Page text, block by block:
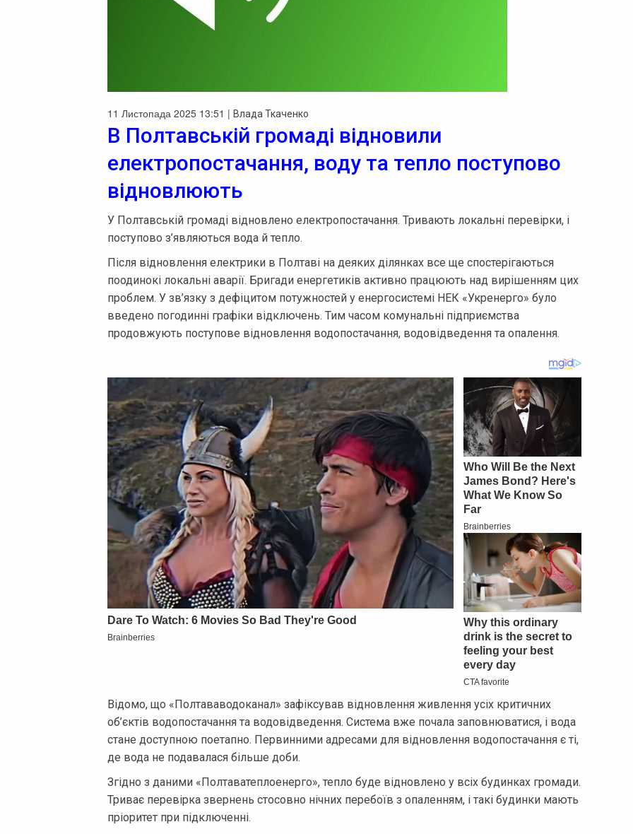
11 Листопада 2025 13:51 | Влада Ткаченко
В Полтавській громаді відновили
електропостачання, воду та тепло поступово
відновлюють
У Полтавській громаді відновлено електропостачання. Тривають локальні перевірки, і
поступово з’являються вода й тепло.
Після відновлення електрики в Полтаві на деяких ділянках все ще спостерігаються
поодинокі локальні аварії. Бригади енергетиків активно працюють над вирішенням цих
проблем. У зв’язку з дефіцитом потужностей у енергосистемі НЕК «Укренерго» було
введено погодинні графіки відключень. Тим часом комунальні підприємства
продовжують поступове відновлення водопостачання, водовідведення та опалення.
Відомо, що «Полтававодоканал» зафіксував відновлення живлення усіх критичних
об’єктів водопостачання та водовідведення. Система вже почала заповнюватися, і вода
стане доступною поетапно. Первинними адресами для відновлення водопостачання є ті,
де вода не подавалася більше доби.
Згідно з даними «Полтаватеплоенерго», тепло буде відновлено у всіх будинках громади.
Триває перевірка звернень стосовно нічних перебоїв з опаленням, і такі будинки мають
пріоритет при підключенні.